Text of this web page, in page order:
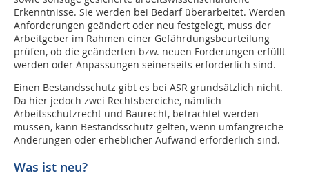
Erkenntnisse. Sie werden bei Bedarf überarbeitet. Werden
Anforderungen geändert oder neu festgelegt, muss der
Arbeitgeber im Rahmen einer Gefährdungsbeurteilung
prüfen, ob die geänderten bzw. neuen Forderungen erfüllt
werden oder Anpassungen seinerseits erforderlich sind.
Einen Bestandsschutz gibt es bei ASR grundsätzlich nicht.
Da hier jedoch zwei Rechtsbereiche, nämlich
Arbeitsschutzrecht und Baurecht, betrachtet werden
müssen, kann Bestandsschutz gelten, wenn umfangreiche
Änderungen oder erheblicher Aufwand erforderlich sind.
Was ist neu?